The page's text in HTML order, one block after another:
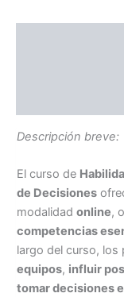
Descripción breve:
El curso de
de Decisiones
modalidad online,
competencias
largo del curso, los
equipos, influir
tomar decisiones